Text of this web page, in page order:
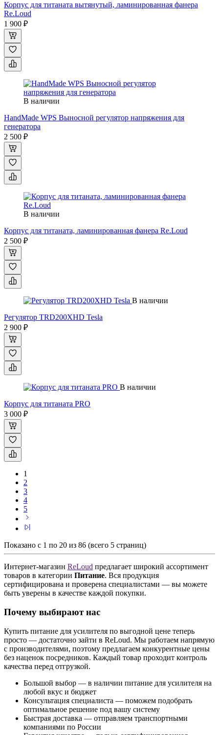
Корпус для титаната вытянутый, ламинированная фанера
Re.Loud
1 900 ₽
В наличии
HandMade WPS Выносной регулятор напряжения для
генератора
2 500 ₽
В наличии
Корпус для титаната, ламинированная фанера Re.Loud
2 500 ₽
В наличии
Регулятор TRD200XHD Tesla
2 900 ₽
В наличии
Корпус для титаната PRO
3 000 ₽
1
2
3
4
5
Показано с 1 по 20 из 86 (всего 5 страниц)
Интернет-магазин ReLoud предлагает широкий ассортимент
товаров в категории Питание. Вся продукция
сертифицирована и проверена специалистами — вы можете
быть уверены в качестве каждой покупки.
Почему выбирают нас
Купить питание для усилителя по выгодной цене теперь
просто — достаточно зайти в ReLoud. Мы работаем напрямую
с производителями, поэтому предлагаем конкурентные цены
без наценок посредников. Каждый товар проходит контроль
качества перед отгрузкой.
Большой выбор — в наличии питание для усилителя на
любой вкус и бюджет
Консультация специалиста — поможем подобрать
оптимальное решение под вашу систему
Быстрая доставка — отправляем транспортными
компаниями по России